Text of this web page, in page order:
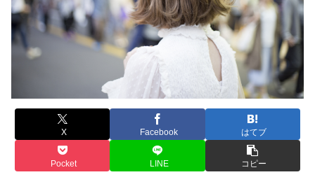
X Facebook はてブ
Pocket LINE コピー